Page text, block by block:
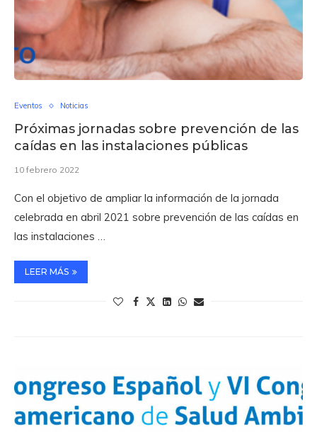
Eventos Noticias
Próximas jornadas sobre prevención de las
caídas en las instalaciones públicas
10 febrero 2022
Con el objetivo de ampliar la información de la jornada
celebrada en abril 2021 sobre prevención de las caídas en
las instalaciones …
LEER MÁS